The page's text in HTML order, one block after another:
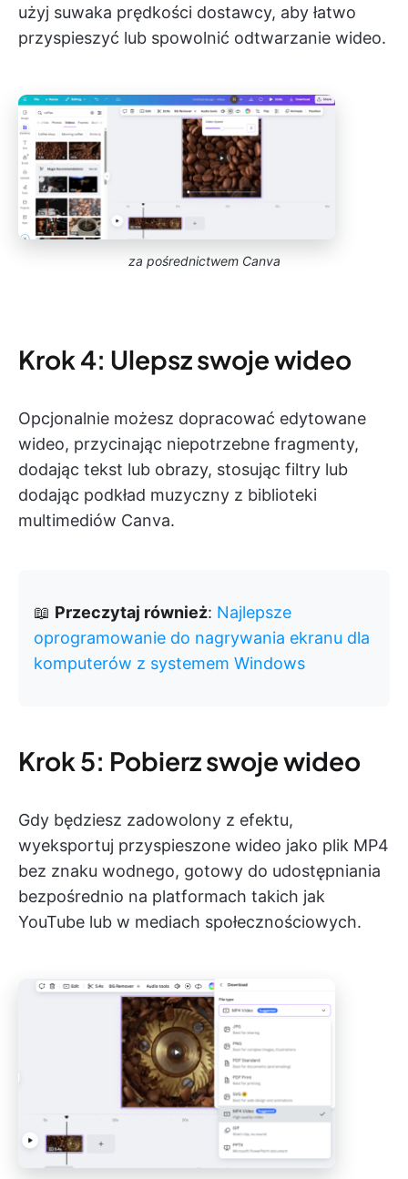
użyj suwaka prędkości dostawcy, aby łatwo
przyspieszyć lub spowolnić odtwarzanie wideo.
za pośrednictwem Canva
Krok 4: Ulepsz swoje wideo
Opcjonalnie możesz dopracować edytowane
wideo, przycinając niepotrzebne fragmenty,
dodając tekst lub obrazy, stosując filtry lub
dodając podkład muzyczny z biblioteki
multimediów Canva.
📖 Przeczytaj również: Najlepsze
oprogramowanie do nagrywania ekranu dla
komputerów z systemem Windows
Krok 5: Pobierz swoje wideo
Gdy będziesz zadowolony z efektu,
wyeksportuj przyspieszone wideo jako plik MP4
bez znaku wodnego, gotowy do udostępniania
bezpośrednio na platformach takich jak
YouTube lub w mediach społecznościowych.